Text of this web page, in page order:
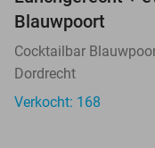
Blauwpoort
Cocktailbar
Dordrecht
Verkocht: 168